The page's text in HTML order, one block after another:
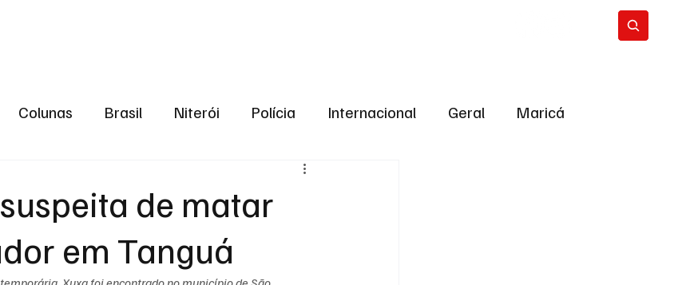
Colunas Brasil Niterói Polícia Internacional Geral Maricá
Região Metropolitana
serrana Economia Zona Norte
de matar
em Tanguá